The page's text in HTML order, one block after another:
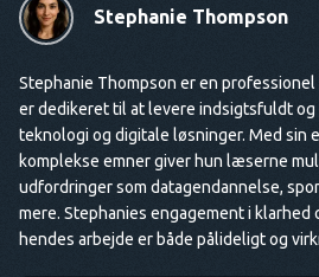
Stephanie Thompson
Stephanie Thompson er en
er dedikeret til at levere indsigtsfuldt og
teknologi og digitale løsninger. Med sin
komplekse emner giver hun læserne
udfordringer som datagendannelse,
mere. Stephanies engagement i klarhed
hendes arbejde er både pålideligt og